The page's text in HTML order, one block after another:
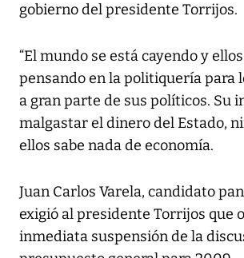
gobierno del presidente Torrijos.
“El mundo se está cayendo y
pensando en la politiquería para
a gran parte de sus políticos. Su
malgastar el dinero del Estado,
ellos sabe nada de economía.
Juan Carlos Varela, candidato
exigió al presidente Torrijos que
inmediata suspensión de la